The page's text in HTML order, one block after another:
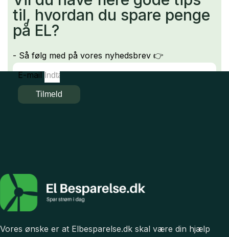
til, hvordan du spare penge
på EL?
- Så følg med på vores nyhedsbrev 👉
E-mail
Tilmeld
Vores ønske er at Elbesparelse.dk skal være din hjælp